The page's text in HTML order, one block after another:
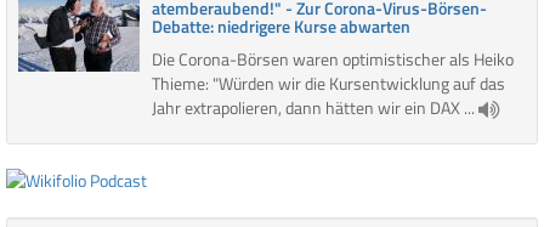
atemberaubend!" - Zur Corona-Virus-Börsen-
Debatte: niedrigere Kurse abwarten
Die Corona-Börsen waren optimistischer als Heiko
Thieme: "Würden wir die Kursentwicklung auf das
Jahr extrapolieren, dann hätten wir ein DAX ...